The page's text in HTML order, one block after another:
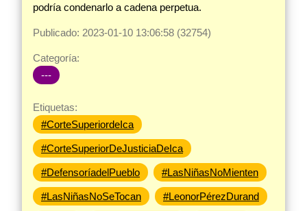
podría condenarlo a cadena perpetua.
Publicado: 2023-01-10 13:06:58 (32754)
Categoría:
---
Etiquetas:
#CorteSuperiordeIca
#CorteSuperiorDeJusticiaDeIca
#DefensoríadelPueblo #LasNiñasNoMienten
#LasNiñasNoSeTocan #LeonorPérezDurand